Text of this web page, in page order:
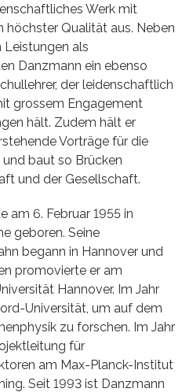
Werk mit
höchster Qualität aus. Neben
Leistungen als
Danzmann ein ebenso
der leidenschaftlich
grossem Engagement
hält. Zudem hält er
Vorträge für die
baut so Brücken
und der Gesellschaft.
am 6. Februar 1955 in
geboren. Seine
begann in Hannover und
promovierte er am
Hannover. Im Jahr
Universität, um auf dem
zu forschen. Im Jahr
für
am Max-Planck-Institut
Seit 1993 ist Danzmann